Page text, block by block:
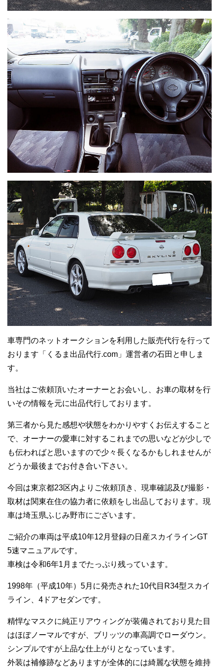
車専門のネットオークションを利用した販売代行を行って
おります「くるま出品代行.com」運営者の石田と申しま
す。
当社はご依頼頂いたオーナーとお会いし、お車の取材を行
いその情報を元に出品代行しております。
第三者から見た感想や状態をわかりやすくお伝えすること
で、オーナーの愛車に対するこれまでの思いなどが少しで
も伝わればと思いますので少々長くなるかもしれませんが
どうか最後までお付き合い下さい。
今回は東京都23区内よりご依頼頂き、現車確認及び撮影・
取材は関東在住の協力者に依頼をし出品しております。現
車は埼玉県ふじみ野市にございます。
ご紹介の車両は平成10年12月登録の日産スカイラインGT
5速マニュアルです。
車検は令和6年1月までたっぷり残っています。
1998年（平成10年）5月に発売された10代目R34型スカイ
ライン、4ドアセダンです。
精悍なマスクに純正リアウィングが装備されており見た目
はほぼノーマルですが、ブリッツの車高調でローダウン。
シンプルですが上品な仕上がりとなっています。
外装は補修跡などありますが全体的には綺麗な状態を維持